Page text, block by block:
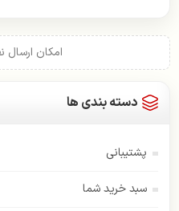
امکان ارسال
دسته بندی ها
پشتیبانی
سبد خرید شما